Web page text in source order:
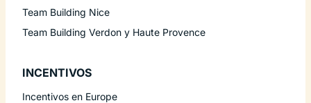
Team Building Nice
Team Building Verdon y Haute Provence
INCENTIVOS
Incentivos en Europe